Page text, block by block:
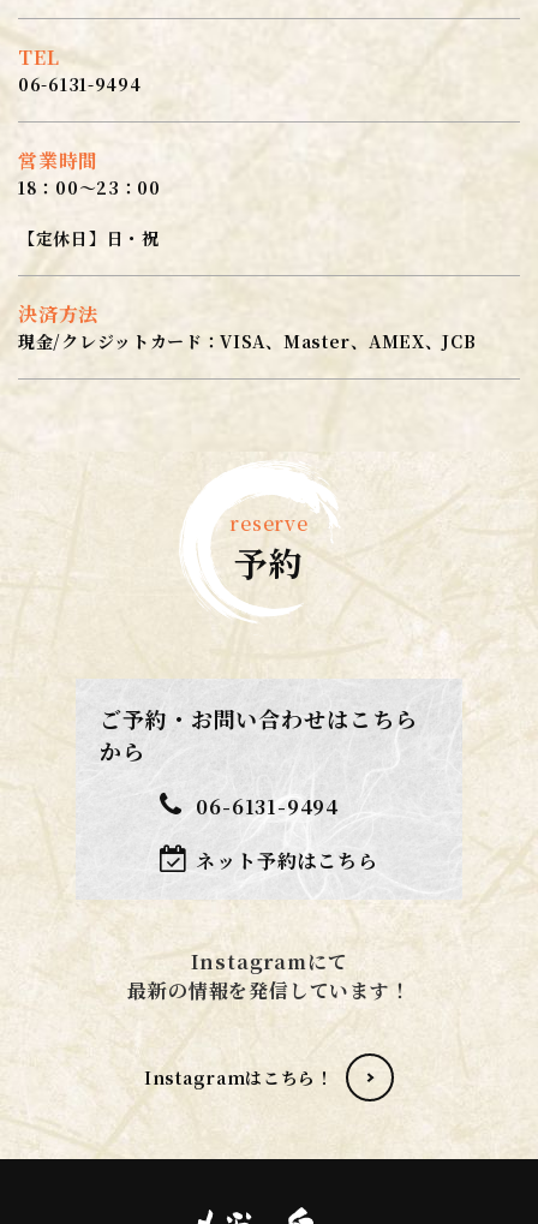
TEL
06-6131-9494
営業時間
18：00～23：00
​​​​​​​【定休日】日・祝
決済方法
現金/クレジットカード：VISA、Master、AMEX、JCB
reserve
予約
ご予約・お問い合わせはこちら
から
06-6131-9494
ネット予約はこちら
Instagramにて
​​​​​​​最新の情報を発信しています！
Instagramはこちら！